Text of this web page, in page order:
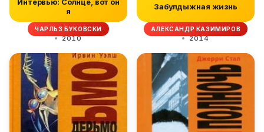
я
ЧАРЛЬЗ БУКОВСКИ
2010
Забулдыжная жизнь
АЛЕКСАНДР КАЗИМИРОВ
2014